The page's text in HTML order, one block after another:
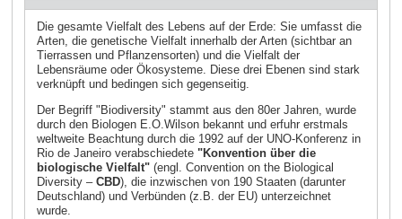
Die gesamte Vielfalt des Lebens auf der Erde: Sie umfasst die
Arten, die genetische Vielfalt innerhalb der Arten (sichtbar an
Tierrassen und Pflanzensorten) und die Vielfalt der
Lebensräume oder Ökosysteme. Diese drei Ebenen sind stark
verknüpft und bedingen sich gegenseitig.
Der Begriff "Biodiversity" stammt aus den 80er Jahren, wurde
durch den Biologen E.O.Wilson bekannt und erfuhr erstmals
weltweite Beachtung durch die 1992 auf der UNO-Konferenz in
Rio de Janeiro verabschiedete "Konvention über die
biologische Vielfalt"(engl. Convention on the Biological
Diversity – CBD), die inzwischen von 190 Staaten (darunter
Deutschland) und Verbünden (z.B. der EU) unterzeichnet
wurde.